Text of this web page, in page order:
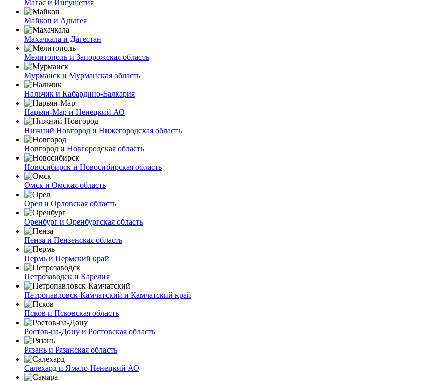
Магас и Ингушетия
Майкоп и Адыгея
Махачкала и Дагестан
Мелитополь и Запорожская область
Мурманск и Мурманская область
Нальчик и Кабардино-Балкария
Нарьян-Мар и Ненецкий АО
Нижний Новгород и Нижегородская область
Новгород и Новгородская область
Новосибирск и Новосибирская область
Омск и Омская область
Орел и Орловская область
Оренбург и Оренбургская область
Пенза и Пензенская область
Пермь и Пермский край
Петрозаводск и Карелия
Петропавловск-Камчатский и Камчатский край
Псков и Псковская область
Ростов-на-Дону и Ростовская область
Рязань и Рязанская область
Салехард и Ямало-Ненецкий АО